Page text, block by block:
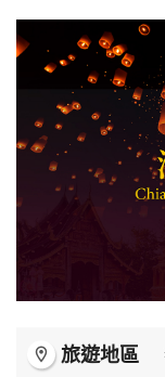
room 旅遊地區